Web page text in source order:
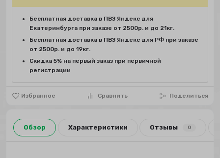
Избранное Сравнить Поделиться
Бесплатная доставка в ПВЗ Яндекс для
Екатеринбурга при заказе от 2500р. и до 21кг.
Бесплатная доставка в ПВЗ Яндекс для РФ при заказе
от 2500р. и до 19кг.
Скидка 5% на первый заказ при первичной
регистрации
Обзор Характеристики Отзывы 0